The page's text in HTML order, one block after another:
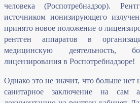
человека (Роспотребнадзор).
источником ионизирующего
принято новое положение о
рентген аппаратов в
медицинскую деятельность,
лицензирования в Роспотребнадзоре!
Однако это не значит, что больше нет
санитарное заключение на сам